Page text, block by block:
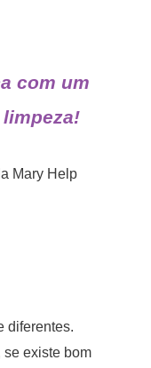
com um
Mary Help
diferentes.
se existe bom